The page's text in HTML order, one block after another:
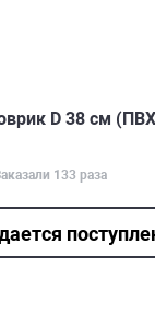
D 38 см
133 раза